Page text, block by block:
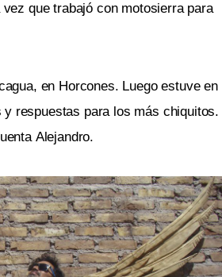
que trabajó con motosierra para
en Horcones. Luego estuve en
respuestas para los más chiquitos.
Alejandro.